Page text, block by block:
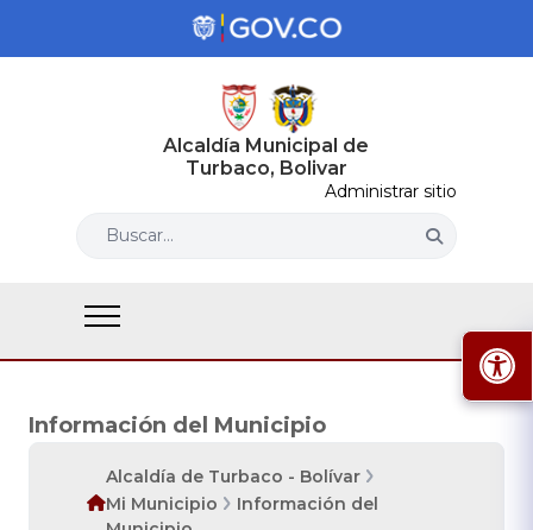
Alcaldía Municipal de
Turbaco, Bolivar
Administrar sitio
Buscar...
Información del Municipio
Alcaldía de Turbaco - Bolívar
Mi Municipio
Información del